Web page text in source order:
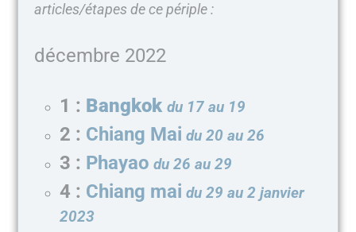
articles/étapes de ce périple :
décembre 2022
1 : Bangkok du 17 au 19
2 : Chiang Mai du 20 au 26
3 : Phayao du 26 au 29
4 : Chiang mai du 29 au 2 janvier
2023